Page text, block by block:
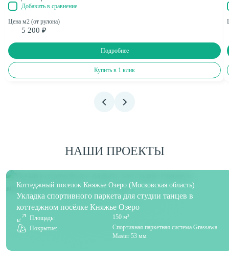
Добавить в сравнение
Цена м2 (от рулона)
5 200 ₽
Подробнее
Купить в 1 клик
НАШИ ПРОЕКТЫ
Коттеджный поселок Княжье Озеро (Московская область)
Укладка спортивного паркета для студии танцев в
коттеджном посёлке Княжье Озеро
Площадь:
150 м²
Покрытие:
Спортивная паркетная система Grassawa
Master 53 мм